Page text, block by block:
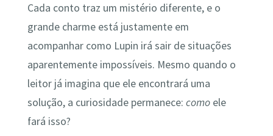
Cada conto traz um mistério diferente, e o
grande charme está justamente em
acompanhar como Lupin irá sair de situações
aparentemente impossíveis. Mesmo quando o
leitor já imagina que ele encontrará uma
solução, a curiosidade permanece: comoele
fará isso?